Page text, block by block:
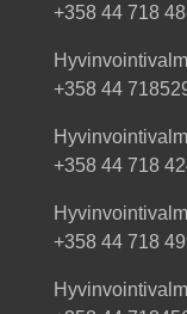
+358 44 718
+358 44
+358 44 718
+358 44 718